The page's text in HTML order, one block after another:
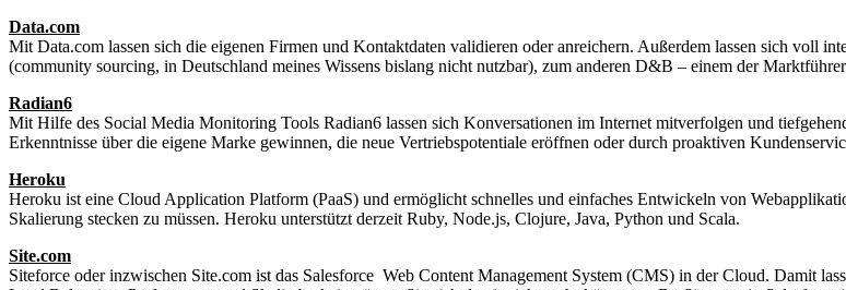
Data.com
Mit Data.com lassen sich die eigenen Firmen und Kontaktdaten validieren oder anreichern. Außerdem lassen sich voll
(community sourcing, in Deutschland meines Wissens bislang nicht nutzbar), zum anderen D&B – einem der
Radian6
Mit Hilfe des Social Media Monitoring Tools Radian6 lassen sich Konversationen im Internet mitverfolgen und
Erkenntnisse über die eigene Marke gewinnen, die neue Vertriebspotentiale eröffnen oder durch proaktiven
Heroku
Heroku ist eine Cloud Application Platform (PaaS) und ermöglicht schnelles und einfaches Entwickeln von
Skalierung stecken zu müssen. Heroku unterstützt derzeit Ruby, Node.js, Clojure, Java, Python und Scala.
Site.com
Siteforce oder inzwischen Site.com ist das Salesforce Web Content Management System (CMS) in der Cloud. Damit